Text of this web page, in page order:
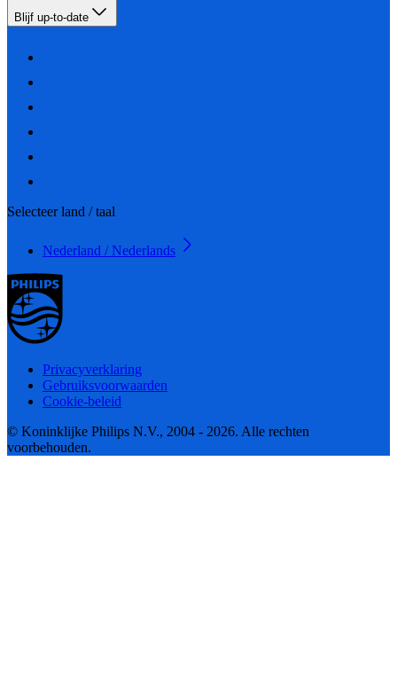
Blijf up-to-date
Selecteer land / taal
Nederland / Nederlands
Privacyverklaring
Gebruiksvoorwaarden
Cookie-beleid
© Koninklijke Philips N.V., 2004 - 2026. Alle rechten
voorbehouden.